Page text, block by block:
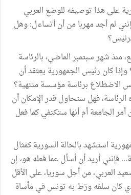
على هذا توصيفه للوضع العربي
لم أجد مهربا من أن أتساءل: وهل
شهر سبتمبر الماضي، بالرئاسة
وإذا كان رئيس الجمهورية يعتقد أن
الاضطلاع برئاسة مؤسسة منتهية؟
فهل ستحاول قدر الإمكان أن
الجامعة أم أنها ستكتفي كما فعل
استشهد بالحالة السورية كمثال
فإنني أريد أن أسأل عما فعله هو، إن
العربي، من أجل سوريا، على الأقل
كان سلفه ورّط به تونس في مأساة